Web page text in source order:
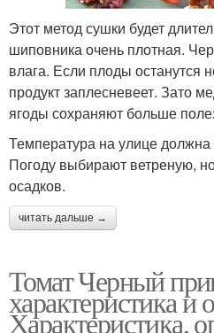
Этот метод сушки будет
шиповника очень плотная.
влага. Если плоды останутся
продукт заплесневеет. Зато
ягоды сохраняют больше
Температура на улице
Погоду выбирают ветреную,
осадков.
читать дальше →
Томат Черный
характеристика и
Характеристика,